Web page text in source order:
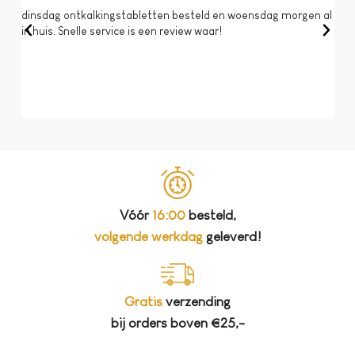
dinsdag ontkalkingstabletten besteld en woensdag morgen al
in huis. Snelle service is een review waar!
Vóór 16:00besteld,
volgende werkdaggeleverd!
Gratis verzending
bij orders boven €25,-